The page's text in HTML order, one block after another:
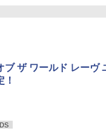
ザ ワールド レーヴ